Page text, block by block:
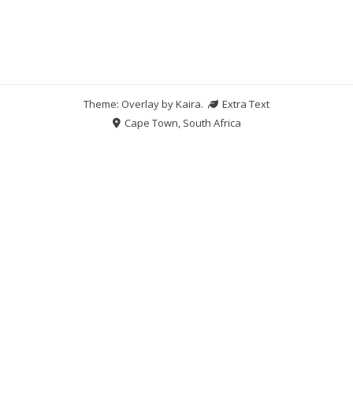
Theme: Overlay byKaira.
Extra Text
Cape Town, South Africa